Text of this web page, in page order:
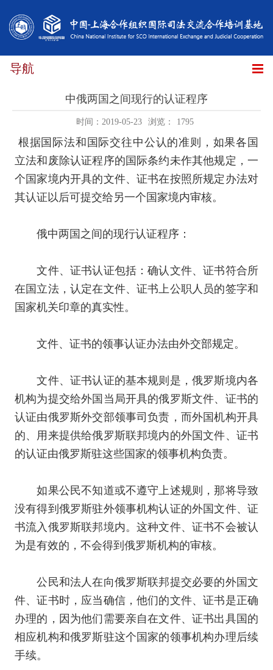
导航
中俄两国之间现行的认证程序
时间：2019-05-23 浏览： 1795
根据国际法和国际交往中公认的准则，如果各国
立法和废除认证程序的国际条约未作其他规定，一
个国家境内开具的文件、证书在按照所规定办法对
其认证以后可提交给另一个国家境内审核。
俄中两国之间的现行认证程序：
文件、证书认证包括：确认文件、证书符合所
在国立法，认定在文件、证书上公职人员的签字和
国家机关印章的真实性。
文件、证书的领事认证办法由外交部规定。
文件、证书认证的基本规则是，俄罗斯境内各
机构为提交给外国当局开具的俄罗斯文件、证书的
认证由俄罗斯外交部领事司负责，而外国机构开具
的、用来提供给俄罗斯联邦境内的外国文件、证书
的认证由俄罗斯驻这些国家的领事机构负责。
如果公民不知道或不遵守上述规则，那将导致
没有得到俄罗斯驻外领事机构认证的外国文件、证
书流入俄罗斯联邦境内。这种文件、证书不会被认
为是有效的，不会得到俄罗斯机构的审核。
公民和法人在向俄罗斯联邦提交必要的外国文
件、证书时，应当确信，他们的文件、证书是正确
办理的，因为他们需要亲自在文件、证书出具国的
相应机构和俄罗斯驻这个国家的领事机构办理后续
手续。